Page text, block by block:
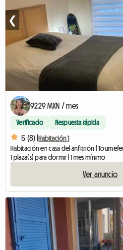
❮
9229 MXN / mes
Verificado Respuesta rápida
5 (8) |Habitación 1
Habitación en casa del anfitrión |
1 plaza(s) para dormir | 1 mes mínimo
Ver anuncio